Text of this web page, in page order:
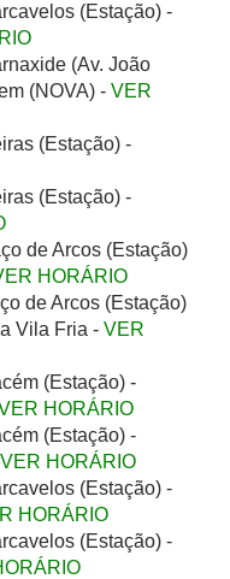
(Estação) -
(Av. João
(NOVA) - VER
(Estação) -
(Estação) -
de Arcos (Estação)
HORÁRIO
de Arcos (Estação)
Vila Fria - VER
(Estação) -
HORÁRIO
(Estação) -
VER HORÁRIO
(Estação) -
HORÁRIO
(Estação) -